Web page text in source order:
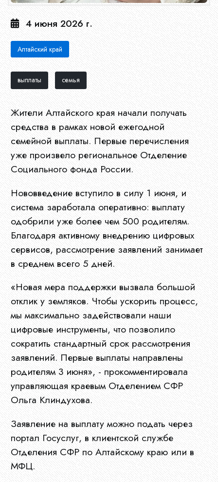
Главная
О
нас
4 июня 2026 г.
Алтайский край
выплаты семья
Жители Алтайского края начали получать
средства в рамках новой ежегодной
семейной выплаты. Первые перечисления
уже произвело региональное Отделение
Социального фонда России.
Нововведение вступило в силу 1 июня, и
система заработала оперативно: выплату
одобрили уже более чем 500 родителям.
Благодаря активному внедрению цифровых
сервисов, рассмотрение заявлений занимает
в среднем всего 5 дней.
«Новая мера поддержки вызвала большой
отклик у земляков. Чтобы ускорить процесс,
мы максимально задействовали наши
цифровые инструменты, что позволило
сократить стандартный срок рассмотрения
заявлений. Первые выплаты направлены
родителям 3 июня», - прокомментировала
управляющая краевым Отделением СФР
Ольга Клиндухова.
Заявление на выплату можно подать через
портал Госуслуг, в клиентской службе
Отделения СФР по Алтайскому краю или в
МФЦ.